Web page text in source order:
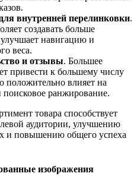
внутренней перелинковки.
создавать больше
навигацию и
веса.
и отзывы. Большее
привести к большему числу
положительно влияет на
поисковое ранжирование.
товара способствует
аудитории, улучшению
и повышению общего успеха
изображения